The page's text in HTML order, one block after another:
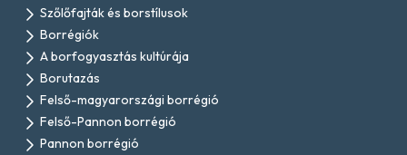
Szőlőfajták és borstílusok
Borrégiók
A borfogyasztás kultúrája
Borutazás
Felső-magyarországi borrégió
Felső-Pannon borrégió
Pannon borrégió